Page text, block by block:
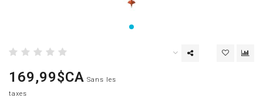
169,99$CA Sans les
taxes